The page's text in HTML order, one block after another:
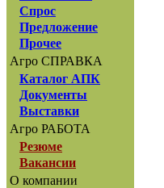
Спрос
Предложение
Прочее
Агро СПРАВКА
Каталог АПК
Документы
Выставки
Агро РАБОТА
Резюме
Вакансии
О компании